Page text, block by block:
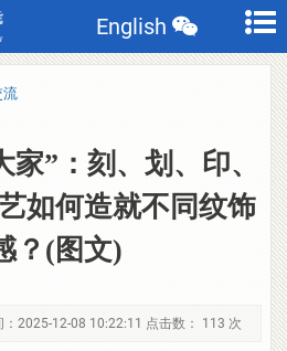
English
流
家”：刻、划、印、
如何造就不同纹饰
？(图文)
2025-12-08 10:22:11 点击数： 113 次